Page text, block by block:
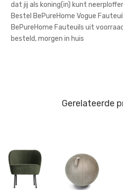
dat jij als koning(in) kunt
Bestel BePureHome Vogue
BePureHome Fauteuils uit
besteld, morgen in huis
Gerelateerde